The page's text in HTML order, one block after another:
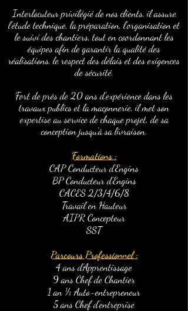
Interlocuteur privilégié de nos clients, il assure
l'étude technique, la préparation, l'organisation et
le suivi des chantiers, tout en coordonnant les
équipes afin de garantir la qualité des
réalisations, le respect des délais et des exigences
de sécurité.
Fort de près de 20 ans d'expérience dans les
travaux publics et la maçonnerie, il met son
expertise au service de chaque projet, de sa
conception jusqu'à sa livraison.
Formations :
CAP Conducteur d’Engins
BP Conducteur d’Engins
CACES 2/3/4/6/8
Travail en Hauteur
AIPR Concepteur
SST
Parcours Professionnel :
4 ans d’Apprentissage
9 ans Chef de Chantier
1 an ½ Auto-entrepreneur
5 ans Chef d'entreprise